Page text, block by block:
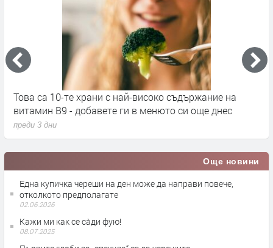
Това са 10-те храни с най-високо съдържание на
витамин B9 - добавете ги в менюто си още днес
преди 3 дни
Още новини
Една купичка череши на ден може да направи повече,
отколкото предполагате
02.06.2026
Кажи ми как се са̀ди фую!
08.07.2025